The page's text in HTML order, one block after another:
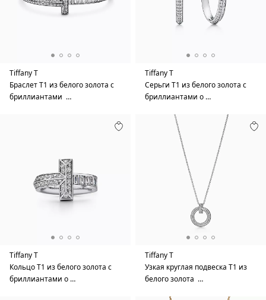
Tiffany T
Браслет T1 из белого золота с
бриллиантами …
Tiffany T
Серьги T1 из белого золота с
бриллиантами о …
Tiffany T
Кольцо T1 из белого золота с
бриллиантами о …
Tiffany T
Узкая круглая подвеска T1 из
белого золота …